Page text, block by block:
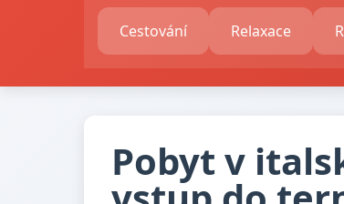
Cestování Relaxace
Pobyt v